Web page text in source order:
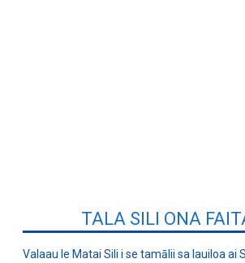
TALA SILI ONA
Valaau le Matai Sili i se tamālii sa lauiloa ai